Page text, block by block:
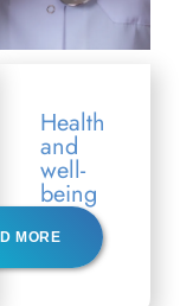
Health
and
well-
being
MORE